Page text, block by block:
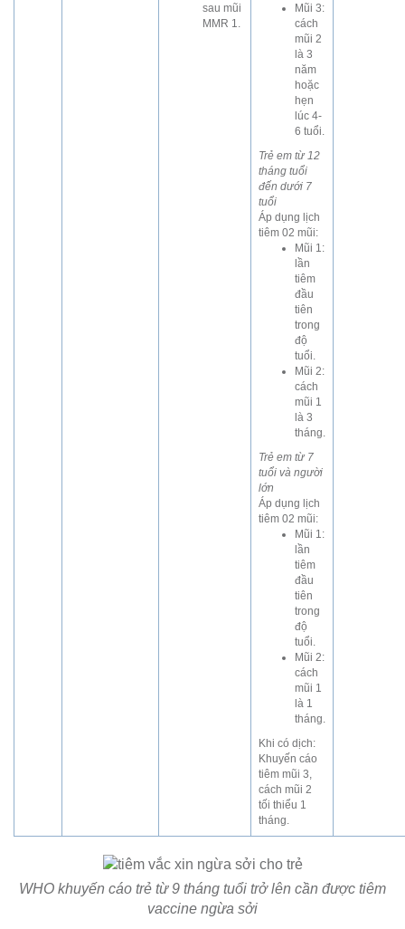
sau mũi
MMR 1.
Mũi 3:
cách
mũi 2
là 3
năm
hoặc
hẹn
lúc 4-
6 tuổi.
Trẻ em từ 12
tháng tuổi
đến dưới 7
tuổi
Áp dụng lịch
tiêm 02 mũi:
Mũi 1:
lần
tiêm
đầu
tiên
trong
độ
tuổi.
Mũi 2:
cách
mũi 1
là 3
tháng.
Trẻ em từ 7
tuổi và người
lớn
Áp dụng lịch
tiêm 02 mũi:
Mũi 1:
lần
tiêm
đầu
tiên
trong
độ
tuổi.
Mũi 2:
cách
mũi 1
là 1
tháng.
Khi có dịch:
Khuyến cáo
tiêm mũi 3,
cách mũi 2
tối thiểu 1
tháng.
WHO khuyến cáo trẻ từ 9 tháng tuổi trở lên cần được tiêm
vaccine ngừa sởi